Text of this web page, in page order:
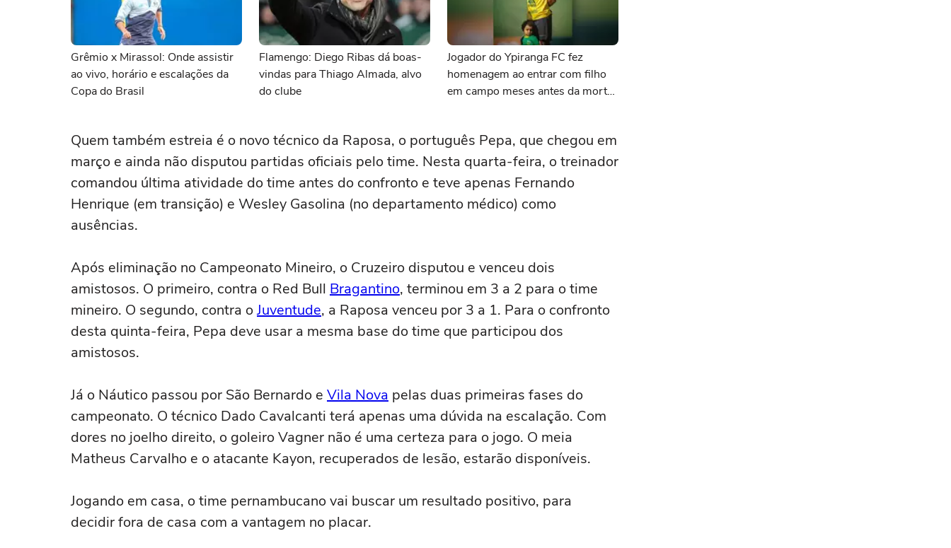
Grêmio x Mirassol: Onde assistir
ao vivo, horário e escalações da
Copa do Brasil
Flamengo: Diego Ribas dá boas-
vindas para Thiago Almada, alvo
do clube
Jogador do Ypiranga FC fez
homenagem ao entrar com filho
em campo meses antes da morte
Quem também estreia é o novo técnico da Raposa, o português Pepa, que chegou em
março e ainda não disputou partidas oficiais pelo time. Nesta quarta-feira, o treinador
comandou última atividade do time antes do confronto e teve apenas Fernando
Henrique (em transição) e Wesley Gasolina (no departamento médico) como
ausências.
Após eliminação no Campeonato Mineiro, o Cruzeiro disputou e venceu dois
amistosos. O primeiro, contra o Red Bull Bragantino, terminou em 3 a 2 para o time
mineiro. O segundo, contra oJuventude, a Raposa venceu por 3 a 1. Para o confronto
desta quinta-feira, Pepa deve usar a mesma base do time que participou dos
amistosos.
Já o Náutico passou por São Bernardo e Vila Nova pelas duas primeiras fases do
campeonato. O técnico Dado Cavalcanti terá apenas uma dúvida na escalação. Com
dores no joelho direito, o goleiro Vagner não é uma certeza para o jogo. O meia
Matheus Carvalho e o atacante Kayon, recuperados de lesão, estarão disponíveis.
Jogando em casa, o time pernambucano vai buscar um resultado positivo, para
decidir fora de casa com a vantagem no placar.